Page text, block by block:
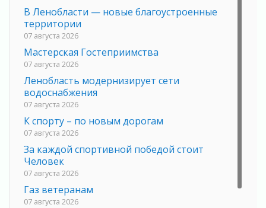
В Ленобласти — новые благоустроенные
территории
07 августа 2026
Мастерская Гостеприимства
07 августа 2026
Ленобласть модернизирует сети
водоснабжения
07 августа 2026
К спорту – по новым дорогам
07 августа 2026
За каждой спортивной победой стоит
Человек
07 августа 2026
Газ ветеранам
07 августа 2026